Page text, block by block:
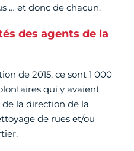
… et donc de chacun.
des agents de la
de 2015, ce sont 1 000
qui y avaient
la direction de la
de rues et/ou